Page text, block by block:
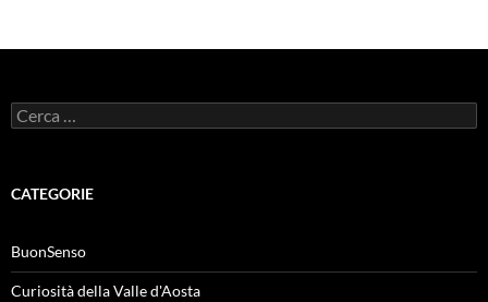
Ricerca
per:
CATEGORIE
BuonSenso
Curiosità della Valle d'Aosta